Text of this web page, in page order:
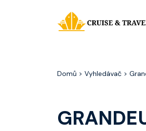
Domů > Vyhledávač >